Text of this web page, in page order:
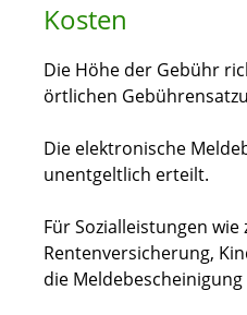
Kosten
Die Höhe der Gebühr
örtlichen
Die elektronische
unentgeltlich erteilt.
Für Sozialleistungen wie
Rentenversicherung,
die